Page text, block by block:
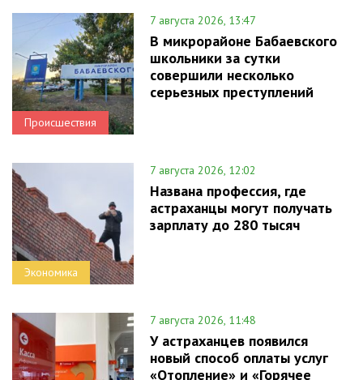
Происшествия
7 августа 2026, 13:47
В микрорайоне Бабаевского
школьники за сутки
совершили несколько
серьезных преступлений
Экономика
7 августа 2026, 12:02
Названа профессия, где
астраханцы могут получать
зарплату до 280 тысяч
7 августа 2026, 11:48
У астраханцев появился
новый способ оплаты услуг
«Отопление» и «Горячее